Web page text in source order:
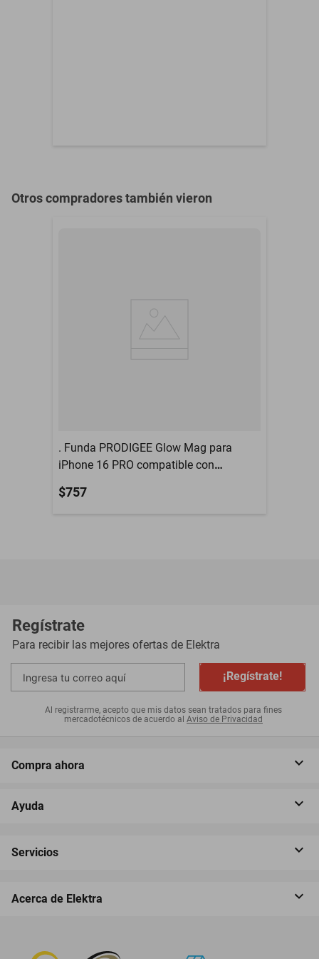
Otros compradores también vieron
. Funda PRODIGEE Glow Mag para
iPhone 16 PRO compatible con
$757
Regístrate
Para recibir las mejores ofertas de Elektra
¡Regístrate!
Al registrarme, acepto que mis datos sean tratados para fines
mercadotécnicos de acuerdo al Aviso de Privacidad
Compra ahora
Ayuda
Servicios
Acerca de Elektra